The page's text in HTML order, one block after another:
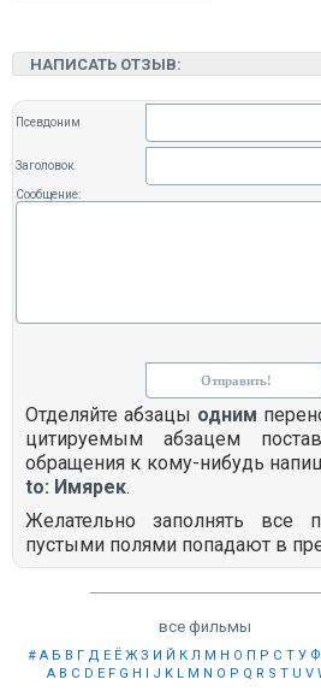
НАПИСАТЬ ОТЗЫВ:
Псевдоним
Заголовок
Сообщение:
Отделяйте абзацы одним
цитируемым абзацем
обращения к кому-нибудь
to: Имярек.
Желательно заполнять все
пустыми полями попадают в
все фильмы
# А Б В Г Д Е Ё Ж З И Й К Л М Н О П Р С Т У Ф
A B C D E F G H J K L M N O P Q R S T U V